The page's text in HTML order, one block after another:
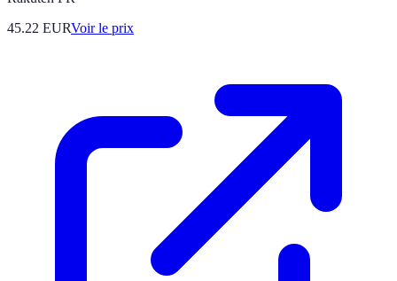
45.22 EURVoir le prix